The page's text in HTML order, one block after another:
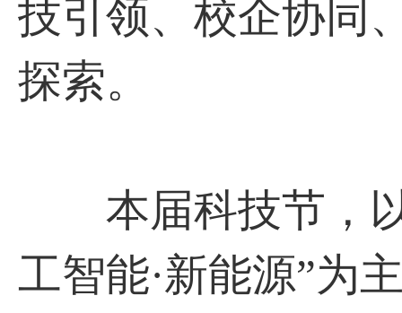
技引领、校企协同
探索。
本届科技节，以
工智能·新能源”为